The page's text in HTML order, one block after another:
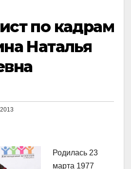
по кадрам
Наталья
Родилась 23
марта 1977